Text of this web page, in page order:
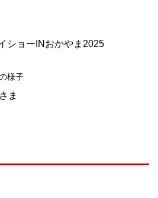
ショーINおかやま2025
様子
ま